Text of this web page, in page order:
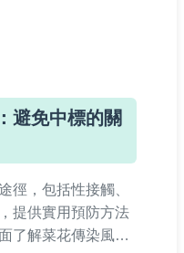
避免中標的關
徑，包括性接觸、
提供實用預防方法
了解菜花傳染風